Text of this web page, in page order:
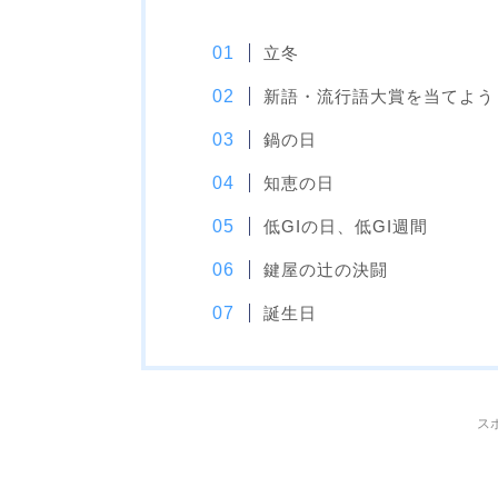
立冬
新語・流行語大賞を当てよう
鍋の日
知恵の日
低GIの日、低GI週間
鍵屋の辻の決闘
誕生日
ス